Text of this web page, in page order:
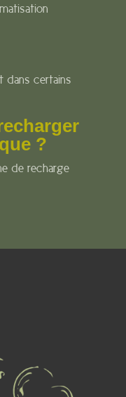
dans certains
?
de recharge